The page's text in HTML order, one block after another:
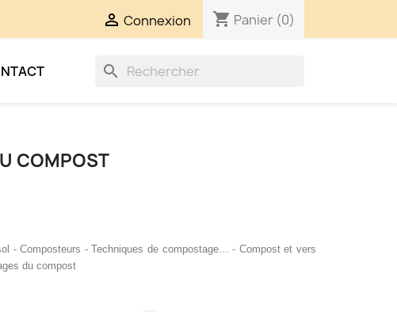
 Connexion shopping_cart Panier (0)
search
COMPOST
- Composteurs -Techniques de compostage… - Compost et vers
du compost